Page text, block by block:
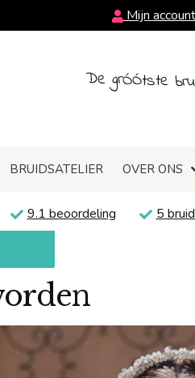
Mijn account
De grÓÓtste
BRUIDSATELIER OVER ONS
9.1 beoordeling 5